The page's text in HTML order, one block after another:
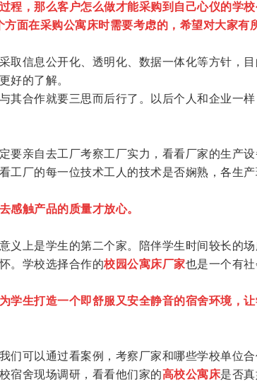
程，那么客户怎么做才能采购到自己心仪的学
面在采购公寓床时需要考虑的，希望对大家有
信息公开化、透明化、数据一体化等方针，目
好的了解。
其合作就要三思而后行了。以后个人和企业一样
亲自去工厂考察工厂实力，看看厂家的生产设
工厂的每一位技术工人的技术是否娴熟，各生
触产品的质量才放心。
上是学生的第二个家。陪伴学生时间较长的场
。学校选择合作的校园公寓床厂家也是一个有
学生打造一个即舒服又安全静音的宿舍环境，
可以通过看案例，考察厂家和哪些学校单位合
宿舍现场调研，看看他们家的高校公寓床是否真